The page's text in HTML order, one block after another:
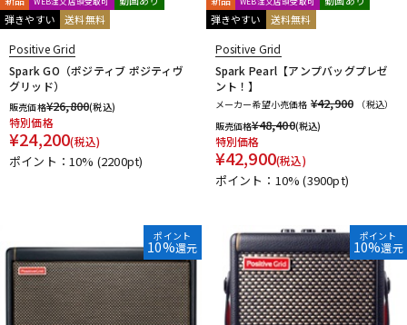
弾きやすい
送料無料
Positive Grid
Spark GO（ポジティブ ポジティヴ
グリッド）
販売価格¥26,800(税込)
特別価格
¥24,200(税込)
ポイント：10% (2200pt)
弾きやすい
送料無料
Positive Grid
Spark Pearl【アンプバッグプレゼ
ント！】
メーカー希望小売価格 ¥42,900
（税込）
販売価格¥48,400(税込)
特別価格
¥42,900(税込)
ポイント：10%(3900pt)
ポイント
10%還元
ポイント
10%還元